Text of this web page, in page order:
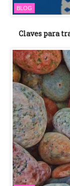
BLOG
Claves para